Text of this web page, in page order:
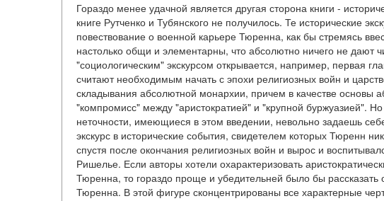
Гораздо менее удачной является другая сторона книги -
книге Рутченко и Тубянского не получилось. Те исторические
повествование о военной карьере Тюренна, как бы стремясь
настолько общи и элементарны, что абсолютно ничего не дают
"социологическим" экскурсом открывается, например, первая
считают необходимым начать с эпохи религиозных войн и
складывания абсолютной монархии, причем в качестве основы
"компромисс" между "аристократией" и "крупной буржуазией".
неточности, имеющиеся в этом введении, невольно задаешь
экскурс в исторические события, свидетелем которых Тюренн
спустя после окончания религиозных войн и вырос и
Ришелье. Если авторы хотели охарактеризовать
Тюренна, то гораздо проще и убедительней было бы рассказать
Тюренна. В этой фигуре сконцентрированы все характерные